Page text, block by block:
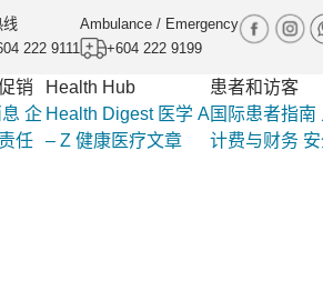
线
222 9111
Ambulance / Emergency
+604 222 9199
销
企
任
Health Hub
Health Digest 医学 A
– Z 健康医疗文章
患者和访客
国际患者指南
计费与财务